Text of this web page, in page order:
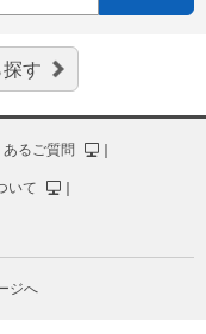
す
あるご質問 ｜
いて ｜
ジへ